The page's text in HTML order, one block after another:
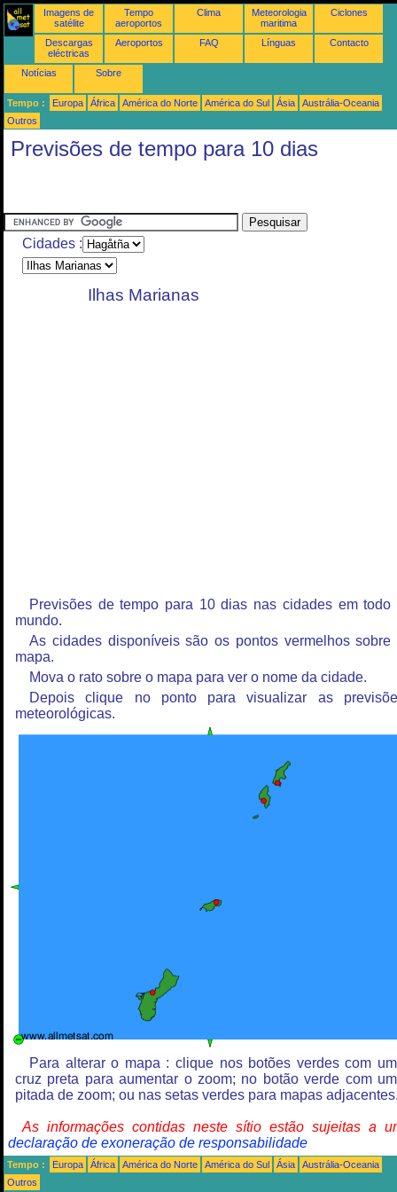
Imagens de
satélite
Tempo
aeroportos
Clima
Meteorologia
maritima
Ciclones
Descargas
eléctricas
Aeroportos FAQ Línguas Contacto
Notícias Sobre
Tempo : Europa África América do Norte América do Sul Ásia
Austrália-Oceania
Outros
Previsões de tempo para 10 dias
Cidades :
Ilhas Marianas
Previsões de tempo para 10 dias nas cidades em todo
mundo.
As cidades disponíveis são os pontos vermelhos sobre
mapa.
Mova o rato sobre o mapa para ver o nome da cidade.
Depois clique no ponto para visualizar as
meteorológicas.
Para alterar o mapa : clique nos botões verdes com
cruz preta para aumentar o zoom; no botão verde com
pitada de zoom; ou nas setas verdes para mapas
As informações contidas neste sítio estão sujeitas a
declaração de exoneração de responsabilidade
Tempo : Europa África América do Norte América do Sul Ásia
Austrália-Oceania
Outros